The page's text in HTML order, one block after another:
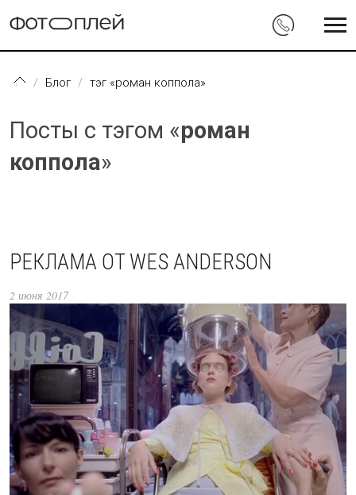
Блог тэг «роман коппола»
Посты с тэгом «роман
коппола»
РЕКЛАМА ОТ WES ANDERSON
2 июня 2017